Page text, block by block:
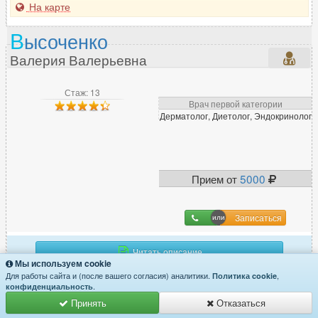
На карте
Стаж: 13
Врач первой категории
Дерматолог, Диетолог, Эндокринолог
Прием от5000
Записаться
Высоченко
Валерия Валерьевна
Читать описание
Врач принимает в следующих клиниках:
Стоимость приёма в « Московская Клиника»
Мы используем cookie
Для работы сайта и (после вашего согласия) аналитики. Политика cookie,
конфиденциальность.
Принять Отказаться